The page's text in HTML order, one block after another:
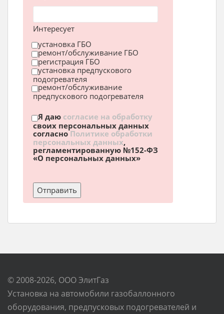
Интересует
установка ГБО
ремонт/обслуживание ГБО
регистрация ГБО
установка предпускового
подогревателя
ремонт/обслуживание
предпускового подогревателя
Я даю согласие на обработку
своих персональных данных
согласноПолитике обработки
персональных данных,
регламентированную №152-ФЗ
«О персональных данных»
© 2008-2026, ООО ЭлитГаз
Установка на автомобили газобаллонного
оборудования, предпусковых подогревателей и